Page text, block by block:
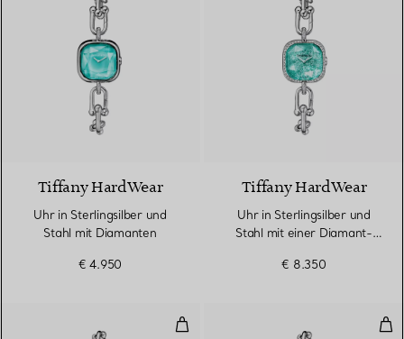
4 Materialien
Tiffany HardWear
Uhr in Sterlingsilber und
Stahl mit Diamanten
€ 4.950
Tiffany HardWear
Uhr in Sterlingsilber und
Stahl mit einer Diamant-
€ 8.350
Uhr in Sterlingsilber und Stahl